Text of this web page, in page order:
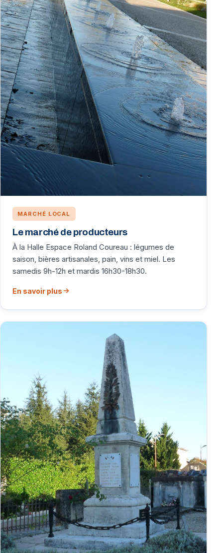
MARCHÉ LOCAL
Le marché de producteurs
À la Halle Espace Roland Coureau : légumes de
saison, bières artisanales, pain, vins et miel. Les
samedis 9h-12h et mardis 16h30-18h30.
En savoir plus